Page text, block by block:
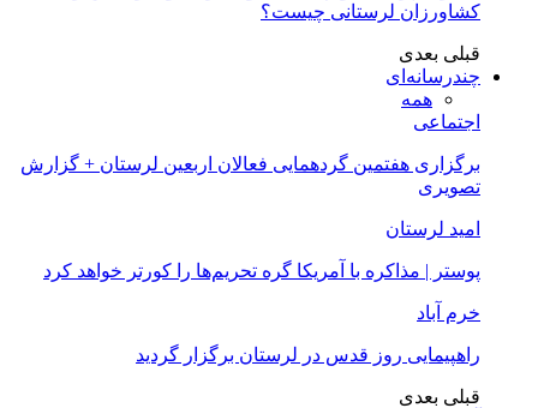
کشاورزان لرستانی چیست؟
قبلی بعدی
چندرسانه‌ای
همه
اجتماعی
برگزاری هفتمین گردهمایی فعالان اربعین لرستان + گزارش
تصویری
امید لرستان
پوستر | مذاکره با آمریکا گره تحریم‌ها را کورتر خواهد کرد
خرم آباد
راهپیمایی روز قدس در لرستان برگزار گردید
قبلی بعدی